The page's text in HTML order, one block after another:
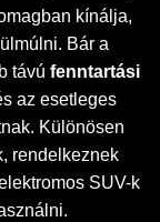
kínálja,
Bár a
távú fenntartási
az esetleges
Különösen
rendelkeznek
SUV-k